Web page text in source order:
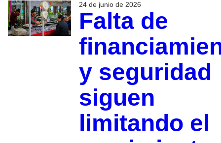
24 de junio de 2026
Falta de
y seguridad
siguen
limitando el